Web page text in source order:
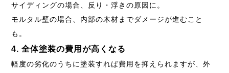
サイディングの場合、反り・浮きの原因に。
モルタル壁の場合、内部の木材までダメージが進むこと
も。
4. 全体塗装の費用が高くなる
軽度の劣化のうちに塗装すれば費用を抑えられますが、外